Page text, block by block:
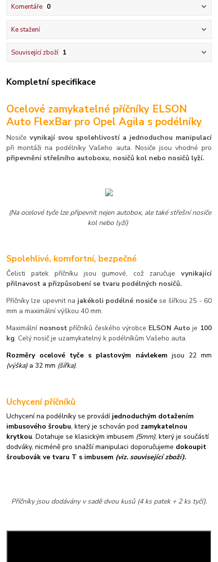
Komentáře 0
Ke stažení
Související zboží 1
Kompletní specifikace
Ocelové zamykatelné příčníky ELSON
Auto FlexBar pro Opel Agila s podélníky
Nosičevynikají svou spolehlivostí a jednoduchou manipulací
při montáži na podélníky Vašeho auta. Nosiče jsou vhodné pro
připevnění střešního autoboxu, nosičů kol nebo nosičů lyží.
(Na ocelové tyče lze připevnit nejen autobox, ale také střešní nosiče
kol nebo lyží)
Spolehlivé, komfortní, bezpečné
Čelisti patek příčníku jsou gumové, což zaručuje vynikající
přilnavost a přizpůsobení se tvaru podélných nosičů.
Příčníky lze upevnit na jakékoli podélné nosičese šířkou 25 - 60
mm a maximální výškou 40 mm.
Maximální nosnostpříčníků českého výrobce ELSON Autoje 100
kg. Celý nosič je uzamykatelný k podélníkům Vašeho auta.
Rozměry ocelové tyče s plastovým návlekemjsou 22 mm
(výška)a 32 mm (šířka).
Uchycení příčníků
Uchycení na podélníky se provádí jednoduchým dotažením
imbusového šroubu, který je schován pod zamykatelnou
krytkou. Dotahuje se klasickým imbusem (5mm), který je součástí
dodváky, nicméně pro snažší manipulaci doporučujeme dokoupit
šroubovák ve tvaru T s imbusem (viz. související zboží).
Příčníky jsou dodávány v sadě dvou kusů (4 ks patek + 2 ks tyčí).